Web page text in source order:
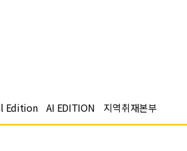
Edition AI EDITION 지역취재본부